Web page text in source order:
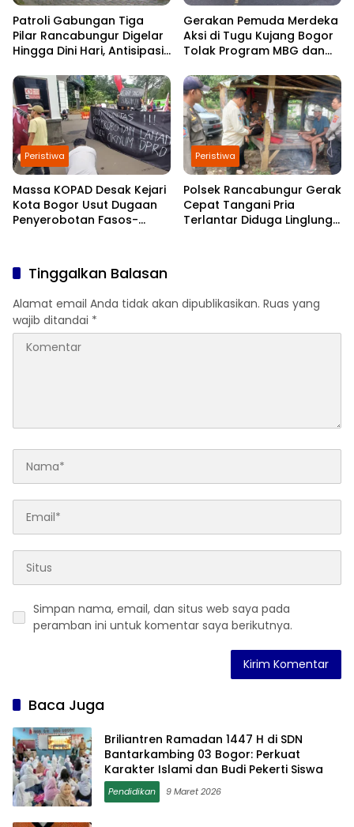
Patroli Gabungan Tiga
Pilar Rancabungur Digelar
Hingga Dini Hari, Antisipasi
Selama Ramadan
Gerakan Pemuda Merdeka
Aksi di Tugu Kujang Bogor
Tolak Program MBG dan
Peristiwa
Massa KOPAD Desak Kejari
Kota Bogor Usut Dugaan
Penyerobotan Fasos-
Peristiwa
Polsek Rancabungur Gerak
Cepat Tangani Pria
Terlantar Diduga Linglung,
Tinggalkan Balasan
Alamat email Anda tidak akan dipublikasikan. Ruas yang
wajib ditandai *
Simpan nama, email, dan situs web saya pada
peramban ini untuk komentar saya berikutnya.
Baca Juga
Briliantren Ramadan 1447 H di SDN
Bantarkambing 03 Bogor: Perkuat
Karakter Islami dan Budi Pekerti Siswa
Pendidikan 9 Maret 2026